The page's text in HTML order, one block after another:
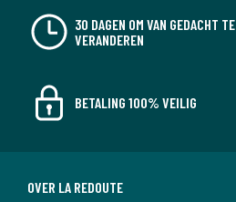
30 DAGEN OM VAN GEDACHT TE
VERANDEREN
BETALING 100% VEILIG
OVER LA REDOUTE